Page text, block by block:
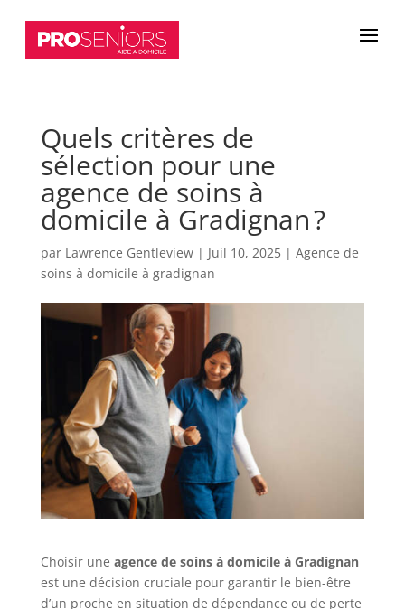
Quels critères de
sélection pour une
agence de soins à
domicile à Gradignan ?
par Lawrence Gentleview| Juil 10, 2025| Agence de
soins à domicile à gradignan
Choisir une agence de soins à domicile à Gradignan
est une décision cruciale pour garantir le bien-être
d’un proche en situation de dépendance ou de perte